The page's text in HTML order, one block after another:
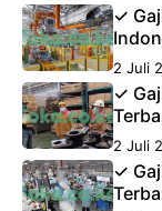
✓
2 Juli
✓
2 Juli
✓